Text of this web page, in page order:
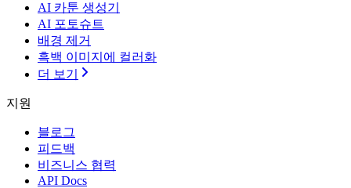
AI 카툰 생성기
AI 포토슈트
배경 제거
흑백 이미지에 컬러화
더 보기
지원
블로그
피드백
비즈니스 협력
API Docs